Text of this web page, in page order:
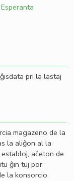
Esperanta
pri la lastaj
magazeno de la
la aliĝon al la
aĉeton de
ĝin tuj por
la konsorcio.